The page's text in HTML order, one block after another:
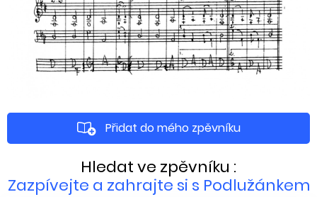
Přidat do mého zpěvníku
Hledat ve zpěvníku :
Zazpívejte a zahrajte si s Podlužánkem